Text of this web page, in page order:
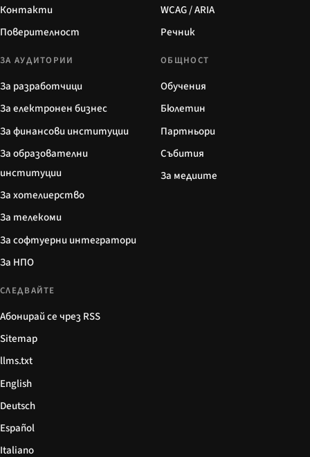
Контакти
Поверителност
WCAG / ARIA
Речник
ЗА АУДИТОРИИ
За разработчици
За електронен бизнес
За финансови институции
За образователни
институции
За хотелиерство
За телекоми
За софтуерни интегратори
За НПО
ОБЩНОСТ
Обучения
Бюлетин
Партньори
Събития
За медиите
СЛЕДВАЙТЕ
Абонирай се чрез RSS
Sitemap
llms.txt
English
Deutsch
Español
Italiano